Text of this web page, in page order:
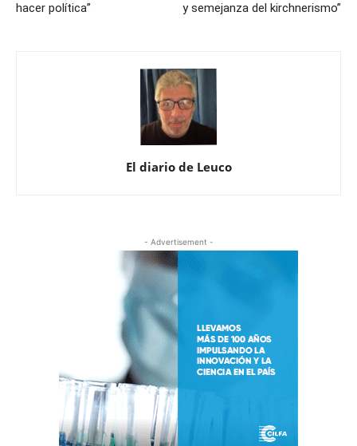
hacer política”
y semejanza del kirchnerismo”
El diario de Leuco
- Advertisement -